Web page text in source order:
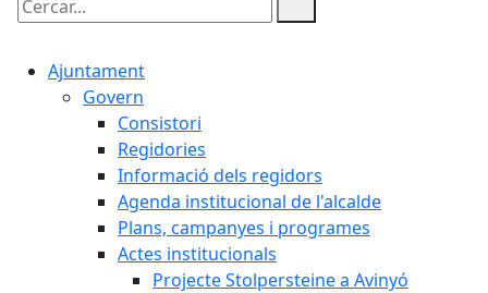
Cercar:
Ajuntament
Govern
Consistori
Regidories
Informació dels regidors
Agenda institucional de l'alcalde
Plans, campanyes i programes
Actes institucionals
Projecte Stolpersteine a Avinyó